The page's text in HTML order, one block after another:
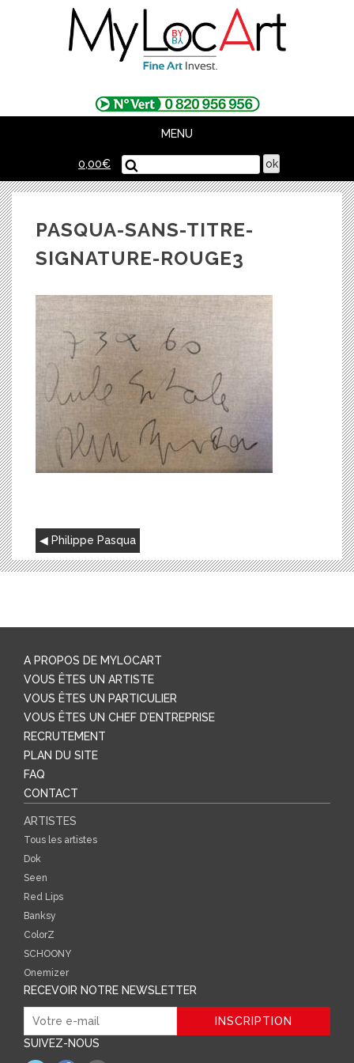
MENU
0,00€
PASQUA-SANS-TITRE-
SIGNATURE-ROUGE3
NAVIGATION
DE
L’ARTICLE
Philippe Pasqua
A PROPOS DE MYLOCART
VOUS ÊTES UN ARTISTE
VOUS ÊTES UN PARTICULIER
VOUS ÊTES UN CHEF D’ENTREPRISE
RECRUTEMENT
PLAN DU SITE
FAQ
CONTACT
ARTISTES
Tous les artistes
Dok
Seen
Red Lips
Banksy
ColorZ
SCHOONY
Onemizer
RECEVOIR NOTRE NEWSLETTER
SUIVEZ-NOUS